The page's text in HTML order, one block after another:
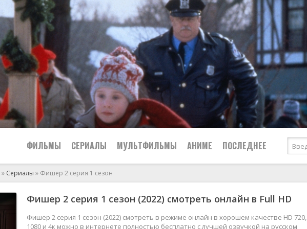
ФИЛЬМЫ
2024
Боевики
Военные
Мелодрамы
Приключения
СЕРИАЛЫ МУЛЬТФИЛЬМЫ АНИМЕ ПОСЛЕДНЕЕ
2024
» Сериалы » Фишер 2 серия 1 сезон
Фишер 2 серия 1 сезон (2022) смотреть онлайн в Full HD
Фишер 2 серия 1 сезон (2022) смотреть в режиме онлайн в хорошем качестве HD 720,
1080 и 4к можно в интернете полностью бесплатно с лучшей озвучкой на русском